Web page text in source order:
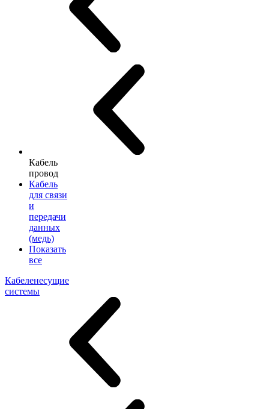
Кабель
провод
Кабель
для связи
и
передачи
данных
(медь)
Показать
все
Кабеленесущие
системы